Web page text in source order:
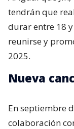
tendrán que
durar entre 18 y
reunirse y
2025.
Nueva
En septiembre
colaboración